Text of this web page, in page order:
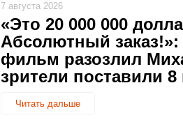
«Это 20 000 000
Абсолютный
фильм разозлил
зрители поставили 8
Читать дальше
7 августа 2026